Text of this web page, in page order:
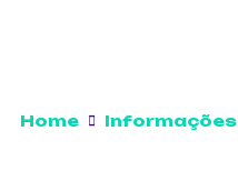
Home Informações